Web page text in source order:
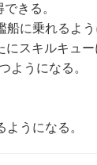
きる。
に乗れるよう
スキルキュー
ようになる。
うになる。